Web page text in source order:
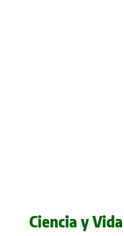
Ciencia y Vida